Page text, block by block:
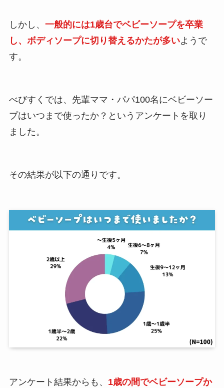
しかし、 一般的には1歳台でベビーソープを卒業
し、ボディソープに切り替えるかたが多いようで
す。
べびすくでは、先輩ママ・パパ100名にベビーソー
プはいつまで使ったか？というアンケートを取り
ました。
その結果が以下の通りです。
アンケート結果からも、 1歳の間でベビーソープか